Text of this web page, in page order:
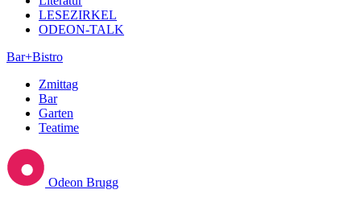
LESEZIRKEL
ODEON-TALK
Bar+Bistro
Zmittag
Bar
Garten
Teatime
Odeon Brugg